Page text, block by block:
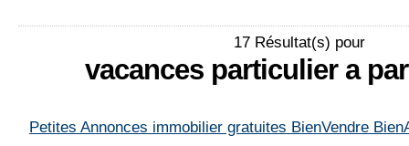
17 Résultat(s) pour
vacances particulier a
Petites Annonces immobilier gratuites BienVendre